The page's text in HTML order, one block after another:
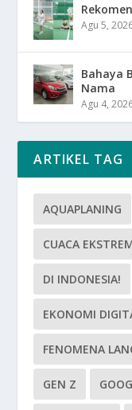
Agu 5,
Bahaya
Nama
Agu 4,
ARTIKEL TAG
AQUAPLANING
CUACA
DI INDONESIA!
EKONOMI
FENOMENA
GEN Z